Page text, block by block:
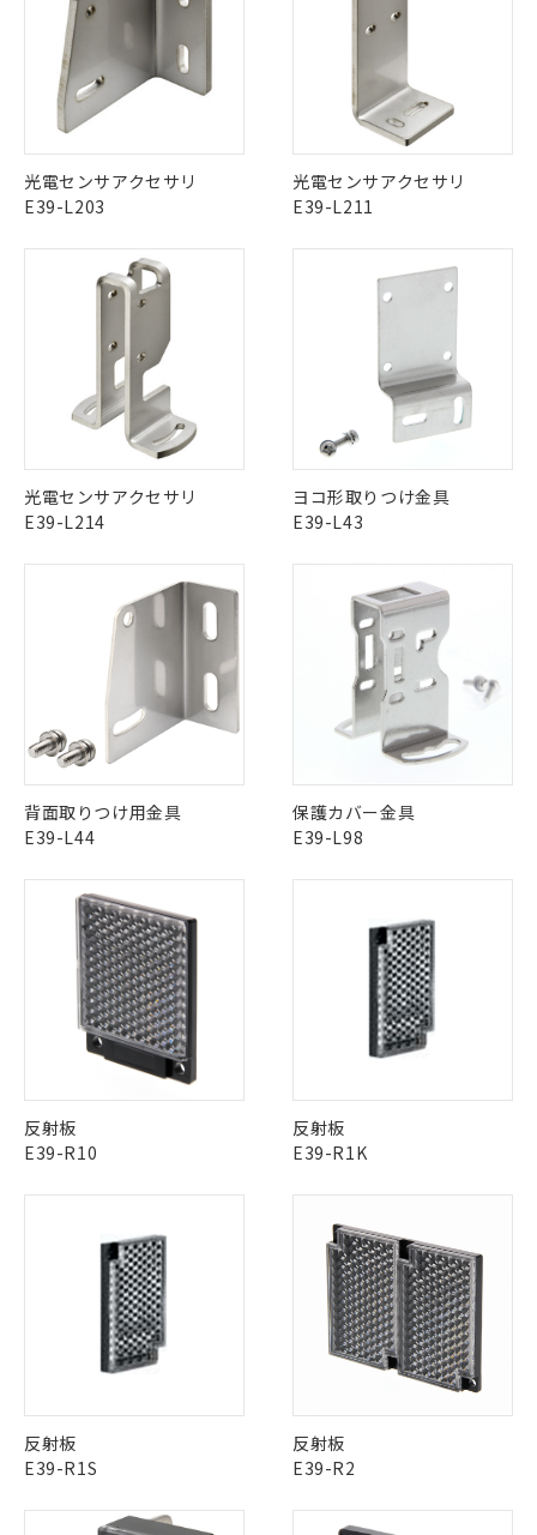
光電センサアクセサリ
E39-L203
光電センサアクセサリ
E39-L211
光電センサアクセサリ
E39-L214
ヨコ形取りつけ金具
E39-L43
背面取りつけ用金具
E39-L44
保護カバー金具
E39-L98
反射板
E39-R10
反射板
E39-R1K
反射板
E39-R1S
反射板
E39-R2
当社制御機器事業取扱商品の中には、
本サービスの対象外となる商品もある
ことをご了承ください。
在庫状況および標準価格照会結果は、
記載している更新日時点での社内デー
タに基づき作成されるものであり、閲
覧された時点での実際の在庫および標
了承ください。
正式な納期状況および標準価格はお客
様のお取引先、またはお客様担当のオ
ご相談ください。
オムロン制御機器販売店や当社販売拠
点は「
」をご確認
ください。
在庫状況および標準価格結果を当社の
事前の承諾なく第三者に漏洩または開
示しないようお願いします。
マイパーツ機能（部品リスト作成サー
メンバーズにご登録されている必要が
あります。
お客様が当ウェブサイト上で当社にご
登録された部品リストについて、当社
および当社の共同利用者が、当社の製
品・サービスに関するお客様との取
引・商談に必要な範囲で利用すること
をご了承ください。
の共同利用に関して"
の「1.共同利
用者の範囲」に記載されている法人を
非該当品：ライセンス料など無形物で、有
害物質有無と関係のない商品です。
仕入先様の事情により、非含有部品として
いたものが、含有品と判明した場合などや
むを得ず変更することがあります。
*EU RoHS指令（10物質）：
鉛(Pb) 1000ppm以下、 水銀(Hg) 1000ppm以下、 カド
ミウム(Cd) 100ppm以下、
六価クロム(Cr(Ⅵ)) 1000ppm以下、ポリ臭化ビフェニル
(PBDE) 1000ppm以下、フタル酸ビス(2-エチルヘキシ
ル) (DEHP)(別名：DOP) 1000ppm以下、フタル酸ブチ
ルベンジル（BBP） 1000ppm以下、フタル酸ジブチル
（DBP） 1000ppm以下、フタル酸ジイソブチル
但し、RoHS指令で産業用監視および制御機器に対する
適用除外項目は除く。
フタル酸エステル類の４物質については閾値を超える意
図的な使用がないことを確認しています。
※2 対応予定月
部品在庫の切り替え状況などにより、予定
※3 非含有証明書ダウンロード
下記の非含有証明書をダウンロードするこ
とができます。
EU RoHS指令（10物質）の非含有証明書
51物質の非含有証明書（当社基準）
※本証明書は発行日時点で非含有を証明す
るもので、過去に遡って非含有を証明する
また、RoHS指令のフタル酸エステル類４
物質の対応では、対応完了までの期間は出
荷製品に未対応品が混在することから備考
欄に対応日を記載しておりました。
既に当社にて対応品への在庫切替を完了
していることから、特段のことがない限
り、2022年1月12日より割愛しておりま
す。
「○」：最大均質材料含有率が中国RoHSの
基準値以下であることを示します。
「×」：最大均質材料含有率が中国RoHSの
基準値を超えていることを示します。
「－」：未確認です。当社販売部門へお問
*中国RoHS10物質の基準値 (GB/T26572)：
Pb(鉛) :1000ppm、 Hg(水銀) : 1000ppm、 Cd(カドミウ
ム) : 100ppm、
ニル類) : 1000ppm、 PBDEs(ポリ臭化ジフェニルエーテ
ル類) : 1000ppm、
DBP(フタル酸ジブチル) : 1000ppm、 DIBP(フタル酸ジ
イソブチル) : 1000ppm、 BBP(フタル酸ブチルベンジ
DEHP(フタル酸ビス(2-エチルヘキシル)) : 1000ppm
※2 環境保護使用期限
「ｅ」：有害物質（10物質）のすべてが基
準値以下であることを示します。
「10」：通常の使用状況下において有害物
及ぼさない年数を意味します。
「－」：未確認です。当社販売部門へお問
い合わせください。
当社は、これら貴社製品のうち、外国
為替および外国貿易法に定める商品
（以下｢規制貨物等」という）を輸出
国政府の輸出許可(または役務取引許
可)を取得するなどの必要な手続きを
当社は規制貨物を破棄する場合は、完
全に破砕するなど、違法に輸出されな
当社は貴社製品を、核兵器、ミサイ
ル、化学兵器、生物兵器またはその他
武器並びにこれらの製造装置等に一切
使用いたしません。
当社は、貴社製品を第三者に販売する
場合は、上記1、2および3の内容を当
該第三者に通知します。また当社は、
販売先および販売に係わる関係者が違
り引きをいたしません。
合意する キャンセル
記
説明
○ 一定数以上の在庫あり
在庫なし(最新の在庫状況につ
いては、お客様のお取引先、ま
たはお客様担当のオムロン制御
機器販売店・当社販売員にご確
認ください)
受注生産機種、また在庫状況の